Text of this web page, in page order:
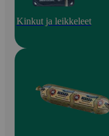
Kinkut ja leikkeleet